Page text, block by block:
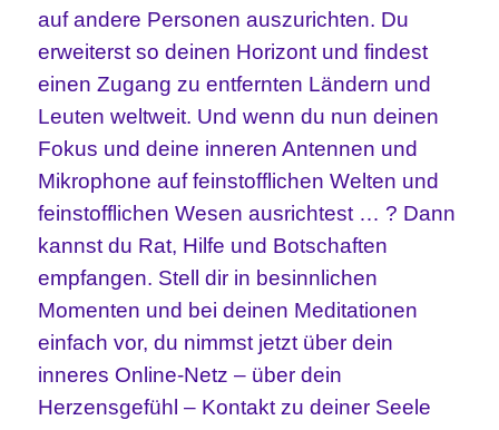
auf andere Personen auszurichten. Du
erweiterst so deinen Horizont und findest
einen Zugang zu entfernten Ländern und
Leuten weltweit. Und wenn du nun deinen
Fokus und deine inneren Antennen und
Mikrophone auf feinstofflichen Welten und
feinstofflichen Wesen ausrichtest … ? Dann
kannst du Rat, Hilfe und Botschaften
empfangen. Stell dir in besinnlichen
Momenten und bei deinen Meditationen
einfach vor, du nimmst jetzt über dein
inneres Online-Netz – über dein
Herzensgefühl – Kontakt zu deiner Seele